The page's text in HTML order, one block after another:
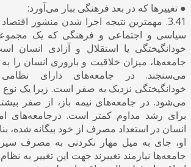
● تغییرها که در بعد فرهنگی ببار می‌آورد:
3.41. مهمترین نتیجه اجرا شدن منشور اقتصاد
سیاسی و اجتماعی و فرهنگی که یک مجموعه
خودانگیختگی یا استقلال و آزادی انسان
جامعه‌ها، میزان خلاقیت و باروری انسان را به
می‌سنجند. در جامعه‌های دارای
خودانگیختگی نزدیک به صفر است. زیرا یک نوع
می‌شود. در جامعه‌های نیمه باز، از صفر بیشتر
برای رشد مداوم کمتر است. درجامعه‌های
انسان در استعداد مصرف از خود بیگانه شده،
او، جای به میل مهار نکردنی به مصرف
جامعه‌ها نیازمند تغییرند جهت این تغییر به